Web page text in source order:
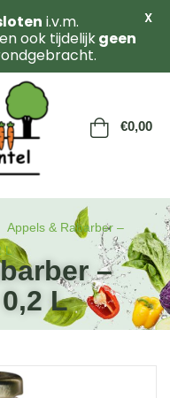
€0,00
Appels & Rabarber –
L
–
L
i.v.m.
ook tijdelijkgeen
X